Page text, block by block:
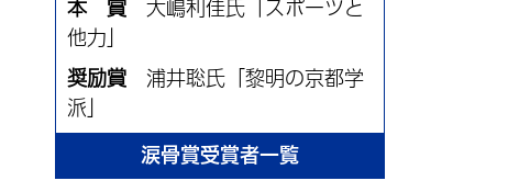
本 賞
大嶋利佳氏「スポーツと
他力」
奨励賞
浦井聡氏「黎明の京都学
派」
涙骨賞受賞者一覧